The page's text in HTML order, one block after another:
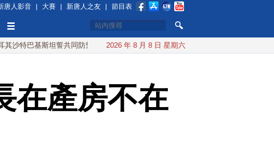
唐人影音 | 大賽 | 新唐人之友 | 節目表
斯坦誓共同防禦 漢光實兵濱海緊急出港打擊 賴總統勗勉國軍守護主權
2026 年 8 月 8 日 星期六
在產房不在